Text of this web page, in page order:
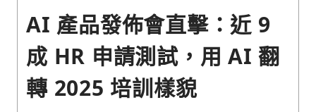
AI 產品發佈會直擊：近 9
成 HR 申請測試，用 AI 翻
轉 2025 培訓樣貌